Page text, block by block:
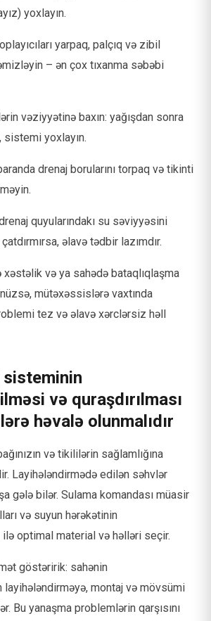
yoxlayın.
yarpaq, palçıq və zibil
– ən çox tıxanma səbəbi
vəziyyətinə baxın: yağışdan sonra
sistemi yoxlayın.
drenaj borularını torpaq və tikinti
quyularındakı su səviyyəsini
əlavə tədbir lazımdır.
və ya sahədə bataqlıqlaşma
mütəxəssislərə vaxtında
tez və əlavə xərclərsiz həll
sisteminin
və quraşdırılması
həvalə olunmalıdır
və tikililərin sağlamlığına
Layihələndirmədə edilən səhvlər
gələ bilər. Sulama komandası müasir
və suyun hərəkətinin
optimal material və həlləri seçir.
göstəririk: sahənin
layihələndirməyə, montaj və mövsümi
Bu yanaşma problemlərin qarşısını